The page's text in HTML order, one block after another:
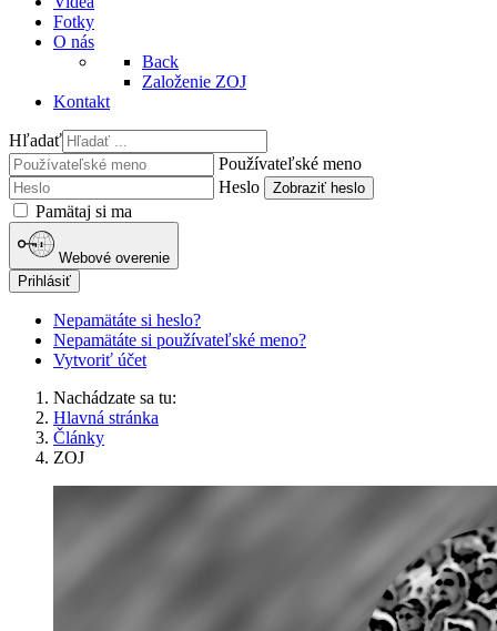
Fotky
O nás
Back
Založenie ZOJ
Kontakt
Hľadať
Používateľské meno
Heslo
Zobraziť heslo
Pamätaj si ma
Webové overenie
Prihlásiť
Nepamätáte si heslo?
Nepamätáte si používateľské meno?
Vytvoriť účet
Nachádzate sa tu:
Hlavná stránka
Články
ZOJ